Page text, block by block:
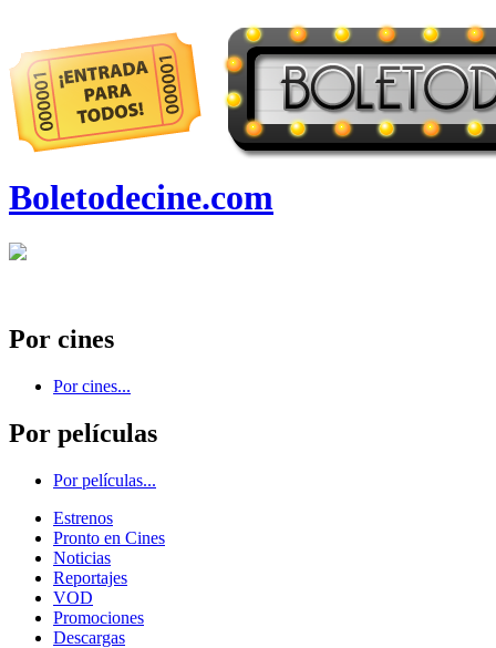
Boletodecine.com
Por cines
Por cines...
Por películas
Por películas...
Estrenos
Pronto en Cines
Noticias
Reportajes
VOD
Promociones
Descargas